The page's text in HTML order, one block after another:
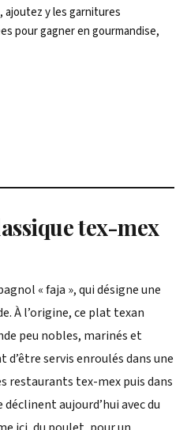
ajoutez y les garnitures
pour gagner en gourmandise,
tex-mex
« faja », qui désigne une
À l’origine, ce plat texan
peu nobles, marinés et
servis enroulés dans une
restaurants tex-mex puis dans
aujourd’hui avec du